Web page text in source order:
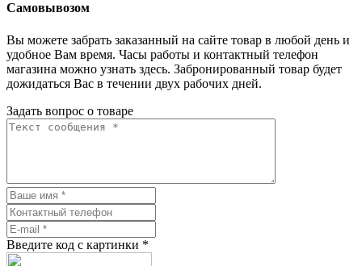
Самовывозом
Вы можете забрать заказанный на сайте товар в любой день и
удобное Вам время. Часы работы и контактный телефон
магазина можно узнать здесь. Забронированный товар будет
дожидаться Вас в течении двух рабочих дней.
Задать вопрос о товаре
Введите код с картинки *